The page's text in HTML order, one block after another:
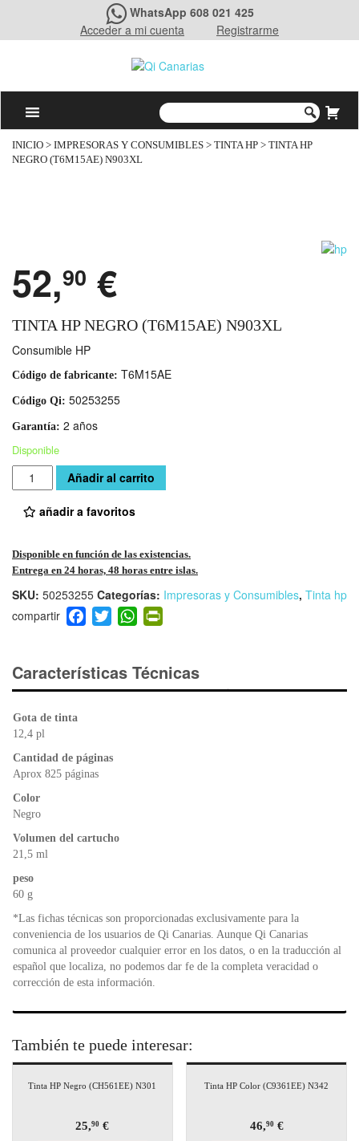
WhatsApp 608 021 425
Acceder a mi cuenta
Registrarme
INICIO > IMPRESORAS Y CONSUMIBLES > TINTA HP > TINTA HP
NEGRO (T6M15AE) N903XL
52,90 €
TINTA HP NEGRO (T6M15AE) N903XL
Consumible HP
Código de fabricante: T6M15AE
Código Qi: 50253255
Garantía: 2 años
Disponible
Cantidad Añadir al carrito
añadir a favoritos
Disponible en función de las existencias.
Entrega en 24 horas, 48 horas entre islas.
SKU: 50253255 Categorías: Impresoras y Consumibles, Tinta hp
F
a
e
b
k
T
wi
er
W
h
s
A
ri
e
Características Técnicas
Gota de tinta
12,4 pl
Cantidad de páginas
Aprox 825 páginas
Color
Negro
Volumen del cartucho
21,5 ml
peso
60 g
*Las fichas técnicas son proporcionadas exclusivamente para la
conveniencia de los usuarios de Qi Canarias. Aunque Qi Canarias
comunica al proveedor cualquier error en los datos, o en la traducción al
español que localiza, no podemos dar fe de la completa veracidad o
corrección de esta información.
También te puede interesar:
Tinta HP Negro (CH561EE) N301
25,90 €
Tinta HP Color (C9361EE) N342
46,90€